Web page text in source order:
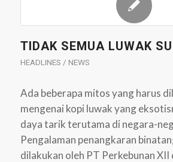
TIDAK SEMUA LUWAK
HEADLINES / NEWS
Ada beberapa mitos yang harus
mengenai kopi luwak yang
daya tarik terutama di negara-
Pengalaman penangkaran
dilakukan oleh PT Perkebunan